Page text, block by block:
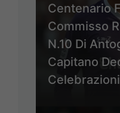
Centenario
Commisso
N.10 Di
Capitano
Celebrazioni